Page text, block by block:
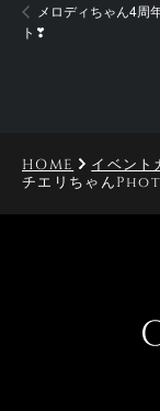
メロディちゃん4周
ト❣
HOME
イベント
チエリちゃん